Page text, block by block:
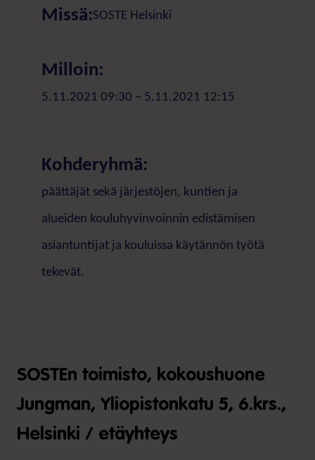
Missä:SOSTE Helsinki
Milloin:
5.11.2021 09:30 – 5.11.2021 12:15
Kohderyhmä:
päättäjät sekä järjestöjen, kuntien ja
alueiden kouluhyvinvoinnin edistämisen
asiantuntijat ja kouluissa käytännön työtä
tekevät.
SOSTEn toimisto, kokoushuone
Jungman, Yliopistonkatu 5, 6.krs.,
Helsinki / etäyhteys